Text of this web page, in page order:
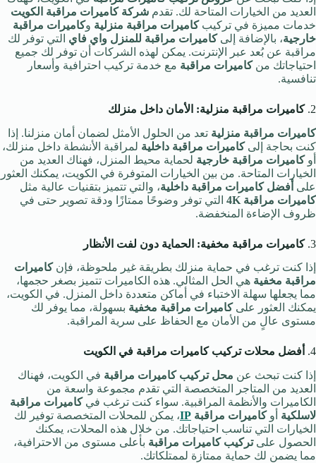
العديد من الخيارات المتاحة لك. تقدم شركة كاميرات مراقبة الكويت
خدمات مميزة في تركيبكاميرات مراقبة منزلية وكاميرات مراقبة
خارجية، بالإضافة إلىكاميرات مراقبة للمنزل واي فاي التي توفر لك
مراقبة عن بُعد عبر الإنترنت. يمكن لهذه الشركات أن توفر لك جميع
احتياجاتك منكاميرات مراقبة مع خدمة تركيب احترافية وأسعار
تنافسية.
2. كاميرات مراقبة منزلية: الأمان داخل منزلك
كاميرات مراقبة منزلية تعد من الحلول الأمثل لضمان أمان منزلنا. إذا
كنت بحاجة إلىكاميرات مراقبة داخلية لمراقبة الأنشطة داخل منزلك،
أوكاميرات مراقبة خارجية لحماية محيط المنزل، فهناك العديد من
الخيارات المتاحة. من بين الخيارات المتوفرة في الكويت، يمكنك العثور
على أفضل كاميرات مراقبة داخلية، والتي تتميز بتقنيات عالية مثل
كاميرات مراقبة 4K
التي توفر وضوحًا ممتازًا ودقة تصوير حتى في
ظروف الإضاءة المنخفضة.
3. كاميرات مراقبة مخفية: الحماية دون لفت الأنظار
إذا كنت ترغب في حماية منزلك بطريقة غير ملحوظة، فإنكاميرات
مراقبة مخفية هي الحل المثالي. هذه الكاميرات تتميز بصغر حجمها،
مما يجعلها سهلة الاختباء في أماكن متعددة داخل المنزل. في الكويت،
يمكنك العثور علىكاميرات مراقبة مخفية بسهولة، مما يوفر لك
مستوى عالٍ من الأمان مع الحفاظ على سرية المراقبة.
4.
أفضل محلات تركيب كاميرات مراقبة في الكويت
إذا كنت تبحث عن محل تركيب كاميرات مراقبة في الكويت، فهناك
العديد من المتاجر المتخصصة التي تقدم مجموعة واسعة من
الكاميرات والأنظمة المراقبية. سواء كنت ترغب فيكاميرات مراقبة
لاسلكية أوكاميرات مراقبة IP، يمكن للمحلات المتخصصة توفير لك
الخيارات التي تناسب احتياجاتك. من خلال هذه المحلات، يمكنك
الحصول علىتركيب كاميرات مراقبة بأعلى مستوى من الاحترافية،
مما يضمن لك حماية ممتازة لممتلكاتك.